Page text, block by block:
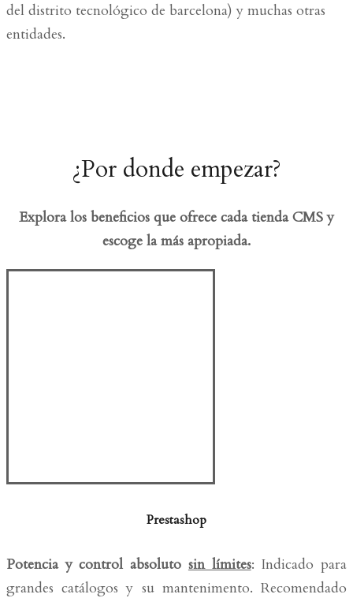
del distrito tecnológico de barcelona) y muchas otras
entidades.
¿Por donde empezar?
Explora los beneficios que ofrece cada tienda CMS y
escoge la más apropiada.
Prestashop
Potencia y control absoluto sin límites: Indicado para
grandes catálogos y su mantenimento. Recomendado